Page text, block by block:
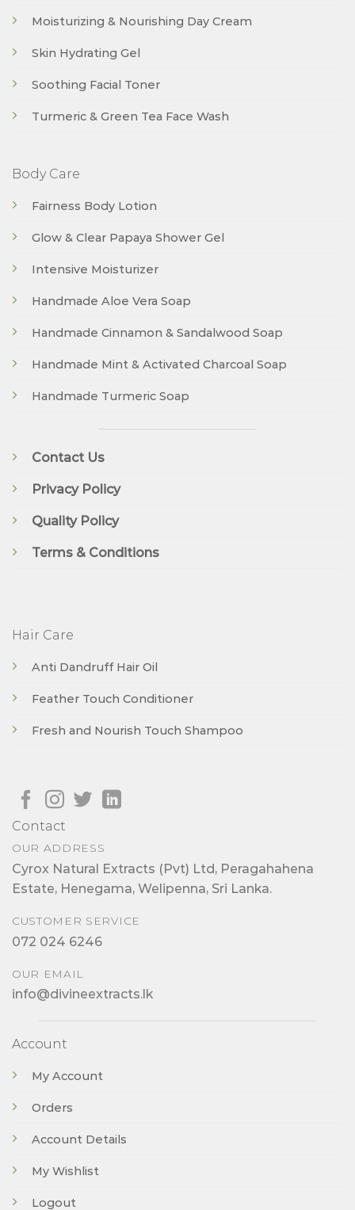
Moisturizing & Nourishing Day Cream
Skin Hydrating Gel
Soothing Facial Toner
Turmeric & Green Tea Face Wash
Body Care
Fairness Body Lotion
Glow & Clear Papaya Shower Gel
Intensive Moisturizer
Handmade Aloe Vera Soap
Handmade Cinnamon & Sandalwood Soap
Handmade Mint & Activated Charcoal Soap
Handmade Turmeric Soap
Contact Us
Privacy Policy
Quality Policy
Terms & Conditions
Hair Care
Anti Dandruff Hair Oil
Feather Touch Conditioner
Fresh and Nourish Touch Shampoo
Contact
OUR ADDRESS
Cyrox Natural Extracts (Pvt) Ltd, Peragahahena
Estate, Henegama, Welipenna, Sri Lanka.
CUSTOMER SERVICE
072 024 6246
OUR EMAIL
info@divineextracts.lk
Account
My Account
Orders
Account Details
My Wishlist
Logout